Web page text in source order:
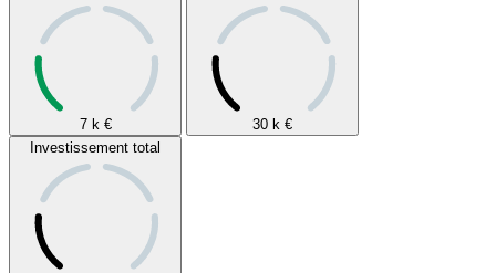
7 k € 30 k €
Investissement total